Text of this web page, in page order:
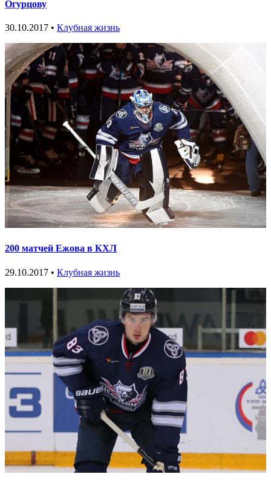
Огурцову
30.10.2017 • Клубная жизнь
200 матчей Ежова в КХЛ
29.10.2017 • Клубная жизнь